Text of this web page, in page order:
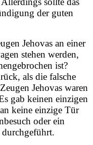
der guten
Jehovas an einer
stehen werden,
ist?
als die falsche
Jehovas waren
gab keinen einzigen
keine einzige Tür
oder ein